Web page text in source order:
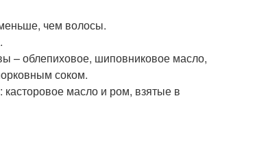
чем волосы.
– облепиховое, шиповниковое масло,
соком.
масло и ром, взятые в